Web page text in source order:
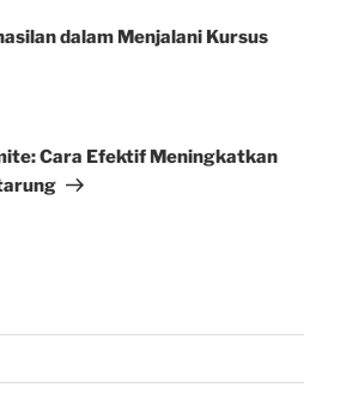
dalam Menjalani Kursus
Cara Efektif Meningkatkan